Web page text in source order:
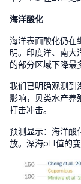
海洋酸化
海洋表面酸化仍在
明。印度洋、南大
的部分区域下降最
我们已明确观测到
影响，贝类水产养
打击冲击。
预测显示：海洋酸
放。深海pH值的